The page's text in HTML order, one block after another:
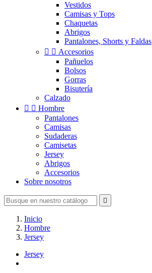
Vestidos
Camisas y Tops
Chaquetas
Abrigos
Pantalones, Shorts y Faldas
  Accesorios
Pañuelos
Bolsos
Gorras
Bisutería
Calzado
  Hombre
Pantalones
Camisas
Sudaderas
Camisetas
Jersey
Abrigos
Accesorios
Sobre nosotros

Inicio
Hombre
Jersey
Jersey